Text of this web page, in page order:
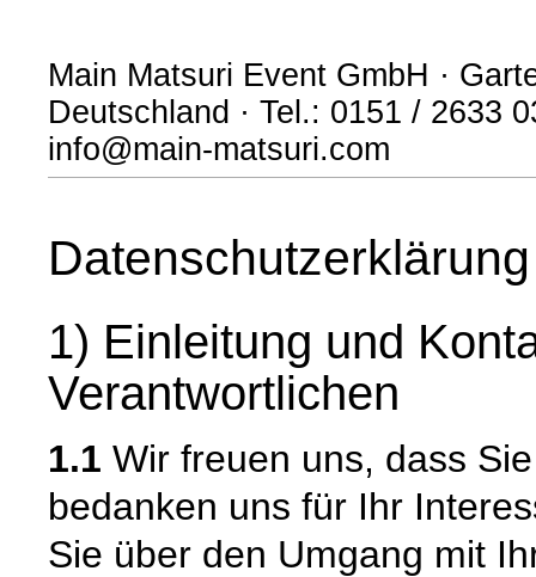
Main Matsuri Event GmbH ·
Deutschland · Tel.: 0151 / 2633
info@main-matsuri.com
Datenschutzerklärung
1) Einleitung und
Verantwortlichen
1.1 Wir freuen uns, dass
bedanken uns für Ihr
Sie über den Umgang mit